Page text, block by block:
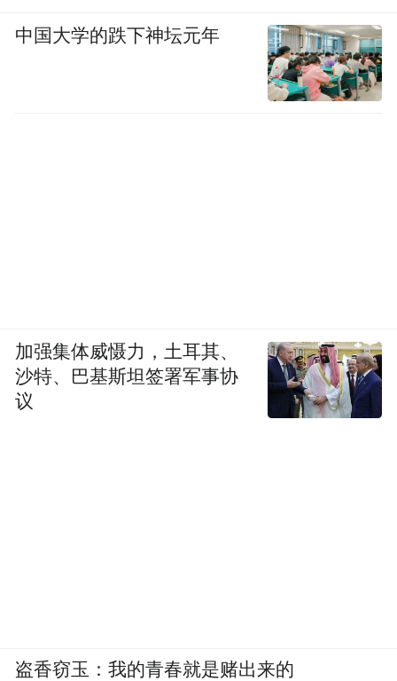
中国大学的跌下神坛元年
加强集体威慑力，土耳其、
沙特、巴基斯坦签署军事协
议
盗香窃玉：我的青春就是赌出来的